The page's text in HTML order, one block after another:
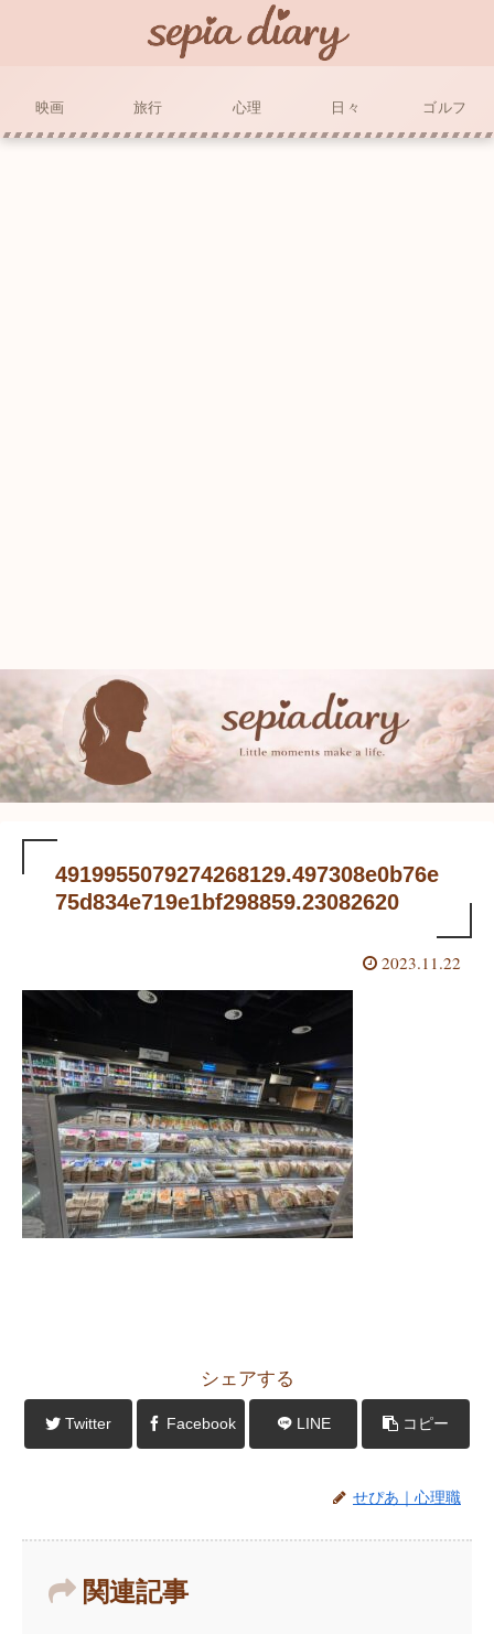
映画 旅行 心理 日々 ゴルフ
4919955079274268129.497308e0b76e
75d834e719e1bf298859.23082620
2023.11.22
シェアする
Twitter Facebook LINE コピー
せぴあ｜心理職
関連記事